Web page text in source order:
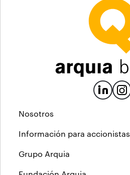
Nosotros
Información para accionistas
Grupo Arquia